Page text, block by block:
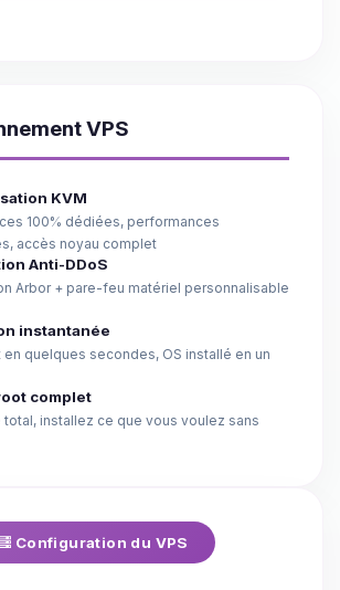
VPS
KVM
100% dédiées, performances
accès noyau complet
Anti-DDoS
Arbor + pare-feu matériel personnalisable
instantanée
en quelques secondes, OS installé en un
complet
total, installez ce que vous voulez sans
Configuration du VPS